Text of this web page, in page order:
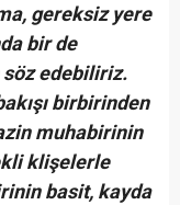
gereksiz yere
bir de
söz edebiliriz.
birbirinden
muhabirinin
klişelerle
basit, kayda